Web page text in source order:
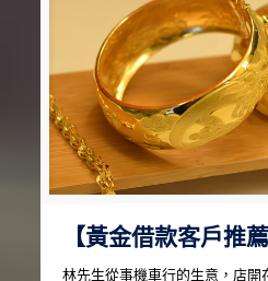
【黃金借款客戶推
林先生從事機車行的生意，店開